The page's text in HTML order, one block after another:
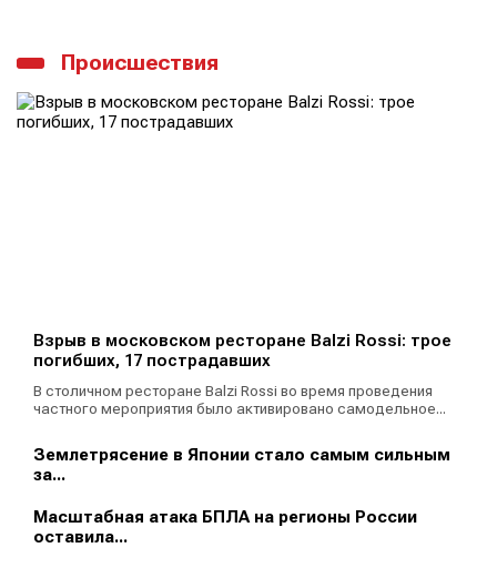
Происшествия
Взрыв в московском ресторане Balzi Rossi: трое
погибших, 17 пострадавших
В столичном ресторане Balzi Rossi во время проведения
частного мероприятия было активировано самодельное...
Землетрясение в Японии стало самым сильным
за...
Масштабная атака БПЛА на регионы России
оставила...